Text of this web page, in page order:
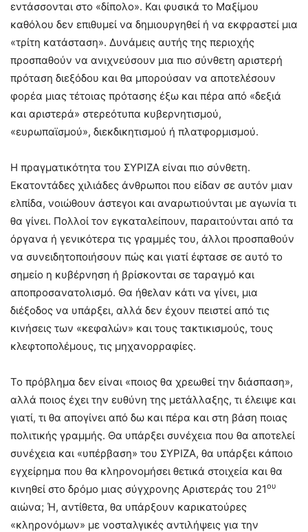
εντάσσονται στο «δίπολο». Και φυσικά το Μαξίμου
καθόλου δεν επιθυμεί να δημιουργηθεί ή να εκφραστεί μια
«τρίτη κατάσταση». Δυνάμεις αυτής της περιοχής
προσπαθούν να ανιχνεύσουν μια πιο σύνθετη αριστερή
πρόταση διεξόδου και θα μπορούσαν να αποτελέσουν
φορέα μιας τέτοιας πρότασης έξω και πέρα από «δεξιά
και αριστερά» στερεότυπα κυβερνητισμού,
«ευρωπαϊσμού», διεκδικητισμού ή πλατφορμισμού.
Η πραγματικότητα του ΣΥΡΙΖΑ είναι πιο σύνθετη.
Εκατοντάδες χιλιάδες άνθρωποι που είδαν σε αυτόν μιαν
ελπίδα, νοιώθουν άστεγοι και αναρωτιούνται με αγωνία τι
θα γίνει. Πολλοί τον εγκαταλείπουν, παραιτούνται από τα
όργανα ή γενικότερα τις γραμμές του, άλλοι προσπαθούν
να συνειδητοποιήσουν πώς και γιατί έφτασε σε αυτό το
σημείο η κυβέρνηση ή βρίσκονται σε ταραγμό και
αποπροσανατολισμό. Θα ήθελαν κάτι να γίνει, μια
διέξοδος να υπάρξει, αλλά δεν έχουν πειστεί από τις
κινήσεις των «κεφαλών» και τους τακτικισμούς, τους
κλεφτοπολέμους, τις μηχανορραφίες.
Το πρόβλημα δεν είναι «ποιος θα χρεωθεί την διάσπαση»,
αλλά ποιος έχει την ευθύνη της μετάλλαξης, τι έλειψε και
γιατί, τι θα απογίνει από δω και πέρα και στη βάση ποιας
πολιτικής γραμμής. Θα υπάρξει συνέχεια που θα αποτελεί
συνέχεια και «υπέρβαση» του ΣΥΡΙΖΑ, θα υπάρξει κάποιο
εγχείρημα που θα κληρονομήσει θετικά στοιχεία και θα
κινηθεί στο δρόμο μιας σύγχρονης Αριστεράς του 21ου
αιώνα; Ή, αντίθετα, θα υπάρξουν καρικατούρες
«κληρονόμων» με νοσταλγικές αντιλήψεις για την